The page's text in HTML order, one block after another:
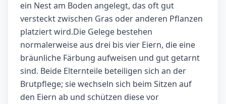
ein Nest am Boden angelegt, das oft gut
versteckt zwischen Gras oder anderen Pflanzen
platziert wird.Die Gelege bestehen
normalerweise aus drei bis vier Eiern, die eine
bräunliche Färbung aufweisen und gut getarnt
sind. Beide Elternteile beteiligen sich an der
Brutpflege; sie wechseln sich beim Sitzen auf
den Eiern ab und schützen diese vor